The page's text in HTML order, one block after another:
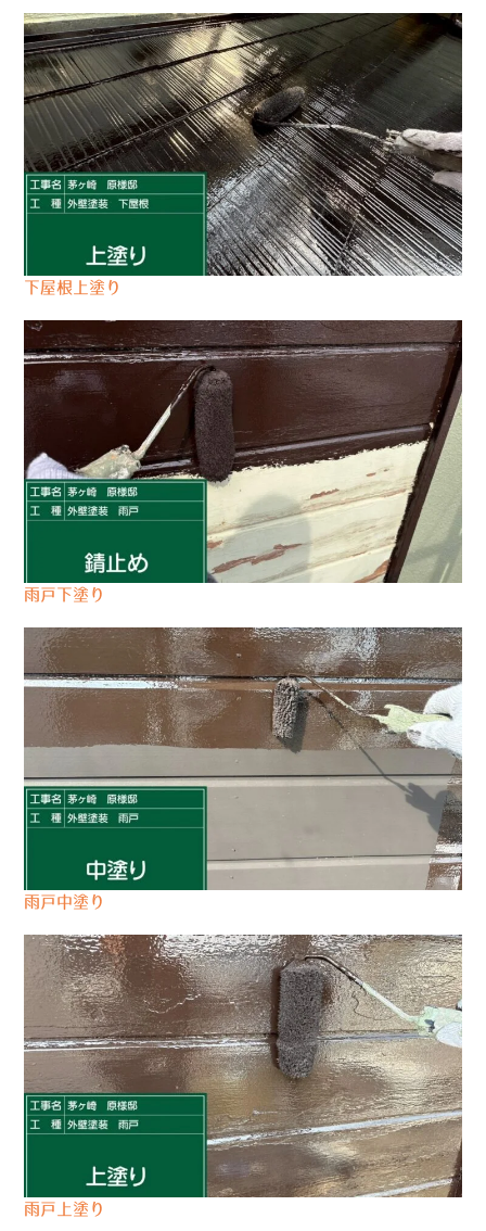
下屋根上塗り
雨戸下塗り
雨戸中塗り
雨戸上塗り